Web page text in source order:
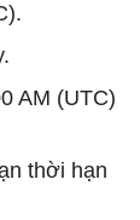
AM (UTC)
thời hạn